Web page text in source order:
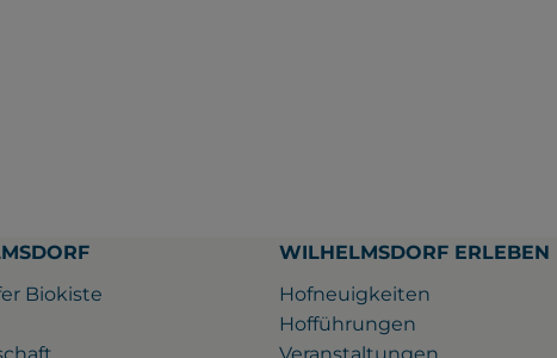
Biokiste
WILHELMSDORF ERLEBEN
Hofneuigkeiten
Hofführungen